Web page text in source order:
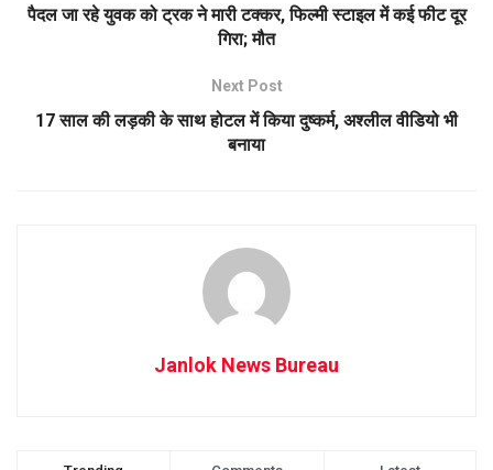
पैदल जा रहे युवक को ट्रक ने मारी टक्कर, फिल्मी स्टाइल में कई फीट दूर
गिरा; मौत
Next Post
17 साल की लड़की के साथ होटल में किया दुष्कर्म, अश्लील वीडियो भी
बनाया
Janlok News Bureau